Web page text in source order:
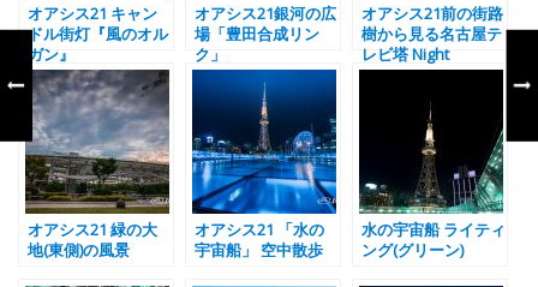
オアシス21 キャン
ドル街灯『風のオル
ガン』
オアシス21銀河の広
場「豊田合成リン
ク」
オアシス21前の街路
樹から見る名古屋テ
レビ塔 Night
オアシス21 緑の大
地(東側)の風景
オアシス21 「水の
宇宙船」 空中散歩
水の宇宙船 ライティ
ング(グリーン)